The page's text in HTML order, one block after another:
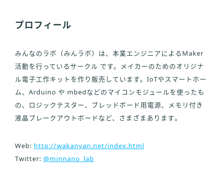
プロフィール
みんなのラボ（みんラボ）は、本業エンジニアによるMaker
活動を行っているサークル です。メイカーのためのオリジナ
ル電子工作キットを作り販売しています。IoTやスマートホー
ム、Arduino や mbedなどのマイコンモジュールを使ったも
の、ロジックテスター、ブレッドボード用電源、メモリ付き
液晶ブレークアウトボードなど、さまざまあります｡
Web: http://wakanyan.net/index.html
Twitter: @minnano_lab